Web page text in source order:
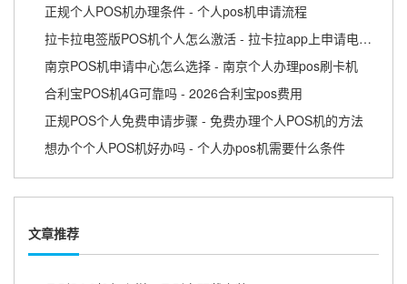
正规个人POS机办理条件 - 个人pos机申请流程
拉卡拉电签版POS机个人怎么激活 - 拉卡拉app上申请电签pos需要收费吗
南京POS机申请中心怎么选择 - 南京个人办理pos刷卡机
合利宝POS机4G可靠吗 - 2026合利宝pos费用
正规POS个人免费申请步骤 - 免费办理个人POS机的方法
想办个个人POS机好办吗 - 个人办pos机需要什么条件
文章推荐